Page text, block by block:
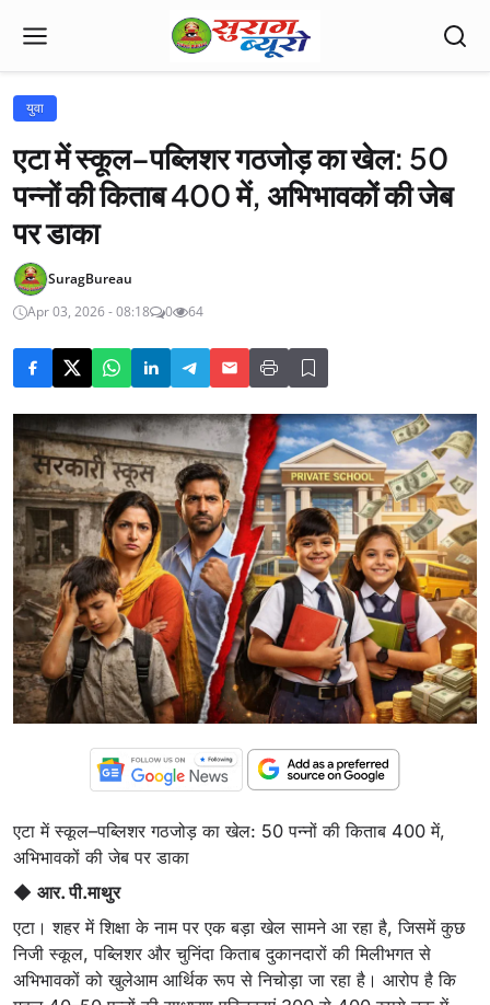
युवा
एटा में स्कूल–पब्लिशर गठजोड़ का खेल: 50
पन्नों की किताब 400 में, अभिभावकों की जेब
पर डाका
SuragBureau
Apr 03, 2026 - 08:18
0 64
एटा में स्कूल–पब्लिशर गठजोड़ का खेल: 50 पन्नों की किताब 400 में,
अभिभावकों की जेब पर डाका
◆ आर. पी.माथुर
एटा। शहर में शिक्षा के नाम पर एक बड़ा खेल सामने आ रहा है, जिसमें कुछ
निजी स्कूल, पब्लिशर और चुनिंदा किताब दुकानदारों की मिलीभगत से
अभिभावकों को खुलेआम आर्थिक रूप से निचोड़ा जा रहा है। आरोप है कि